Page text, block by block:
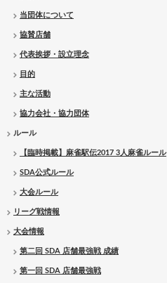
当団体について
協賛店舗
代表挨拶・設立理念
目的
主な活動
協力会社・協力団体
ルール
【臨時掲載】麻雀駅伝2017 3人麻雀ルール
SDA公式ルール
大会ルール
リーグ戦情報
大会情報
第二回 SDA 店舗最強戦 成績
第一回 SDA 店舗最強戦